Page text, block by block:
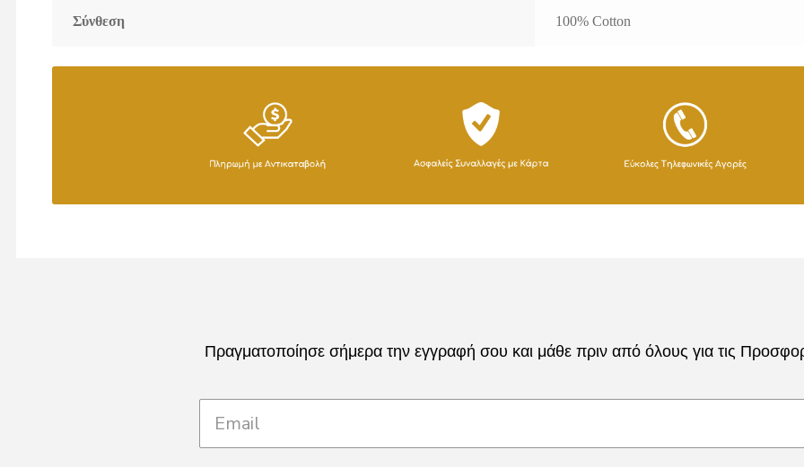
Σύνθεση 100% Cotton
Πραγματοποίησε σήμερα την εγγραφή σου και μάθε πριν από όλους για τις